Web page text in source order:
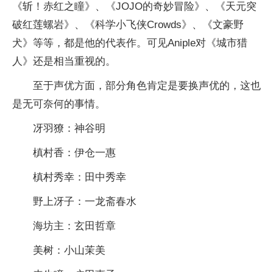
《斩！赤红之瞳》、《JOJO的奇妙冒险》、《天元突
破红莲螺岩》、《科学小飞侠Crowds》、《文豪野
犬》等等，都是他的代表作。可见Aniple对《城市猎
人》还是相当重视的。
至于声优方面，部分角色肯定是要换声优的，这也
是无可奈何的事情。
冴羽獠：神谷明
槙村香：伊仓一惠
槙村秀幸：田中秀幸
野上冴子：一龙斋春水
海坊主：玄田哲章
美树：小山茉美